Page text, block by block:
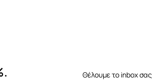
Θέλουμε το inbox σας